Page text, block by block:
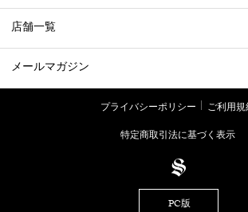
店舗一覧
メールマガジン
プライバシーポリシー
ご利用
特定商取引法に基づく表示
PC版